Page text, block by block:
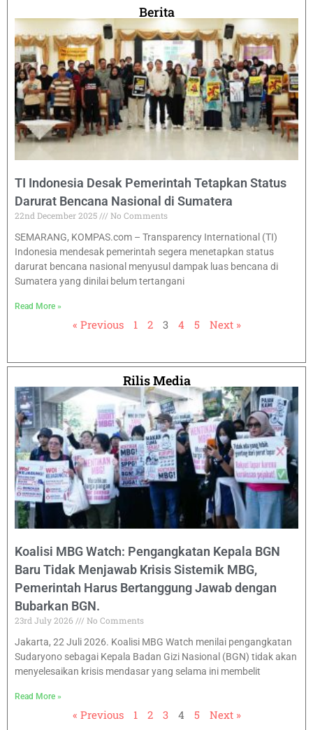
Berita
TI Indonesia Desak Pemerintah Tetapkan Status
Darurat Bencana Nasional di Sumatera
22nd December 2025
No Comments
SEMARANG, KOMPAS.com – Transparency International (TI)
Indonesia mendesak pemerintah segera menetapkan status
darurat bencana nasional menyusul dampak luas bencana di
Sumatera yang dinilai belum tertangani
Read More »
« Previous 1 2 3 4 5 Next »
Rilis Media
Koalisi MBG Watch: Pengangkatan Kepala BGN
Baru Tidak Menjawab Krisis Sistemik MBG,
Pemerintah Harus Bertanggung Jawab dengan
Bubarkan BGN.
23rd July 2026
No Comments
Jakarta, 22 Juli 2026. Koalisi MBG Watch menilai pengangkatan
Sudaryono sebagai Kepala Badan Gizi Nasional (BGN) tidak akan
menyelesaikan krisis mendasar yang selama ini membelit
Read More »
« Previous 1 2 3 4 5 Next »